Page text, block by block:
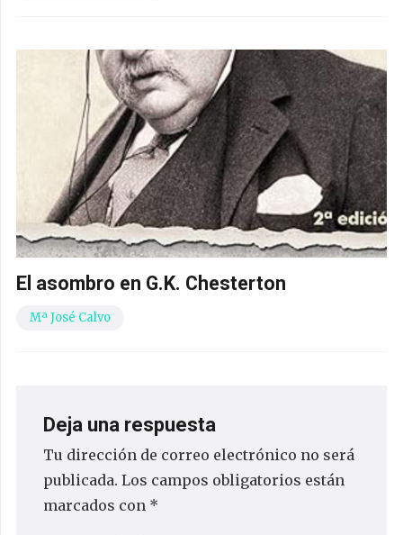
El asombro en G.K. Chesterton
Mª José Calvo
Deja una respuesta
Tu dirección de correo electrónico no será
publicada. Los campos obligatorios están
marcados con *